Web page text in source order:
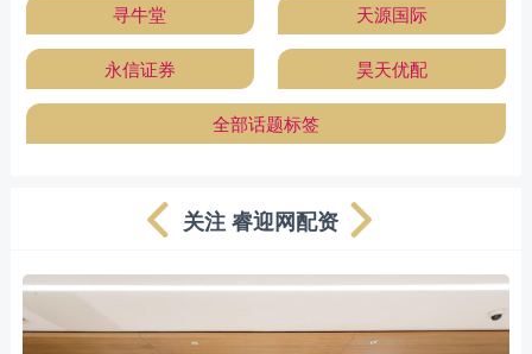
寻牛堂 天源国际
永信证券 昊天优配
全部话题标签
关注 睿迎网配资